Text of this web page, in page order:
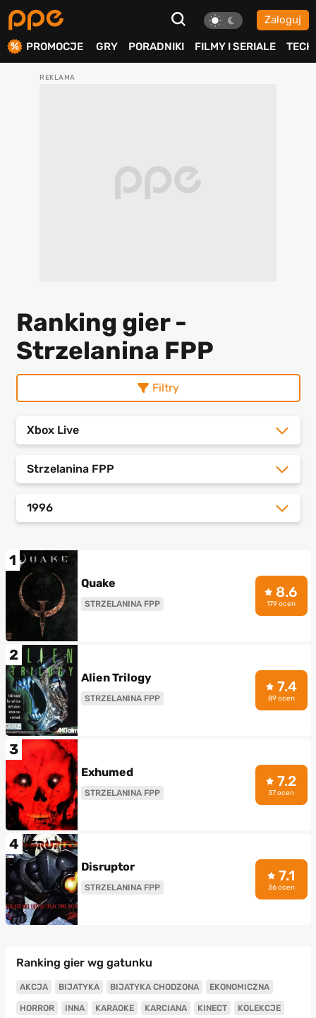
Zaloguj
PROMOCJE GRY PORADNIKI FILMY I SERIALE TECH
Ranking gier -
Strzelanina FPP
Filtry
Xbox Live
Strzelanina FPP
1996
1
Quake
STRZELANINA FPP
8.6
179 ocen
2
Alien Trilogy
STRZELANINA FPP
7.4
89 ocen
3
Exhumed
STRZELANINA FPP
7.2
37 ocen
4
Disruptor
STRZELANINA FPP
7.1
36 ocen
Ranking gier wg gatunku
AKCJA BIJATYKA BIJATYKA CHODZONA EKONOMICZNA
HORROR INNA KARAOKE KARCIANA KINECT KOLEKCJE